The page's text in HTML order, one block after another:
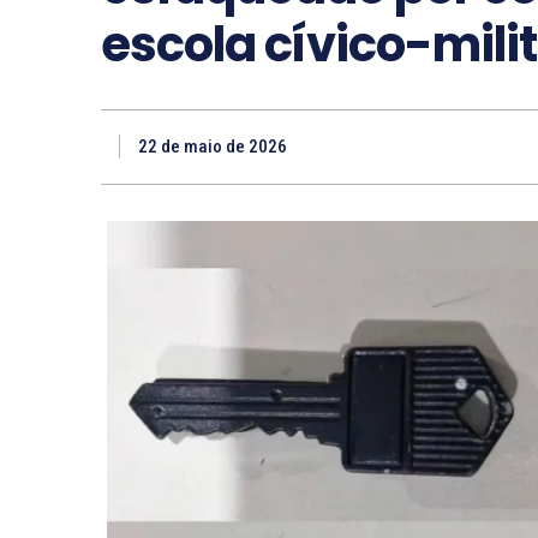
escola cívico-
22 de maio de 2026